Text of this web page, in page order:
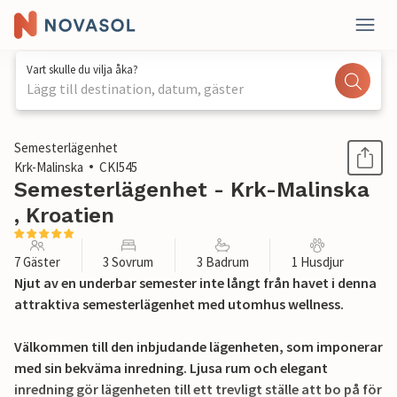
Vart skulle du vilja åka?
Lägg till destination, datum, gäster
1 / 26
Semesterlägenhet
Krk-Malinska
CKI545
Semesterlägenhet - Krk-Malinska
, Kroatien
7 Gäster 3 Sovrum 3 Badrum 1 Husdjur
Njut av en underbar semester inte långt från havet i denna
attraktiva semesterlägenhet med utomhus wellness.
Välkommen till den inbjudande lägenheten, som imponerar
med sin bekväma inredning. Ljusa rum och elegant
inredning gör lägenheten till ett trevligt ställe att bo på för